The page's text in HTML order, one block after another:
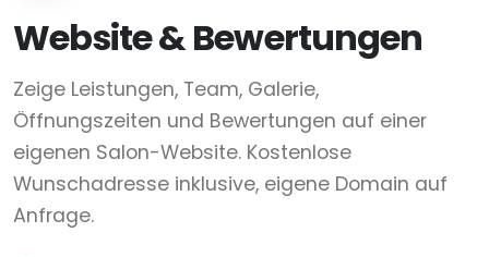
Website & Bewertungen
Zeige Leistungen, Team, Galerie,
Öffnungszeiten und Bewertungen auf einer
eigenen Salon-Website. Kostenlose
Wunschadresse inklusive, eigene Domain auf
Anfrage.